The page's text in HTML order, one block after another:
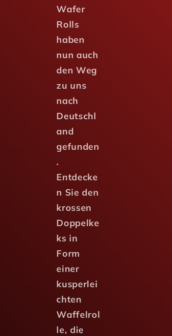
Wafer
Rolls
haben
nun auch
den Weg
zu uns
nach
Deutschl
and
gefunden
.
Entdecke
n Sie den
krossen
Doppelke
ks in
Form
einer
kusperlei
chten
Waffelrol
le, die